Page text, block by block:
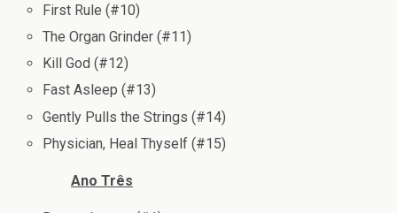
First Rule (#10)
The Organ Grinder (#11)
Kill God (#12)
Fast Asleep (#13)
Gently Pulls the Strings (#14)
Physician, Heal Thyself (#15)
Ano Três